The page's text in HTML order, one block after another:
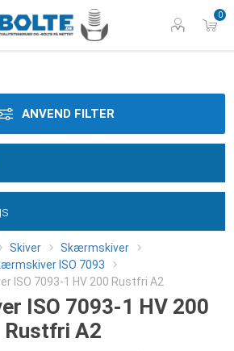
0
Skiver
Skærmskiver
ISO 7093
ISO 7093-1 HV 200 Rustfri A2
ISO 7093-1 HV 200
Rustfri A2
ANVEND FILTER